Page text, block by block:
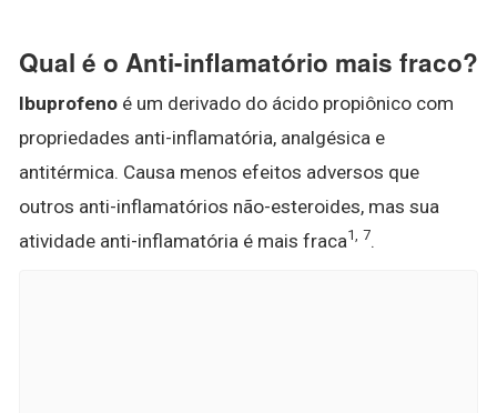
Qual é o Anti-inflamatório mais fraco?
Ibuprofeno é um derivado do ácido propiônico com
propriedades anti-inflamatória, analgésica e
antitérmica. Causa menos efeitos adversos que
outros anti-inflamatórios não-esteroides, mas sua
atividade anti-inflamatória é mais fraca1, 7.